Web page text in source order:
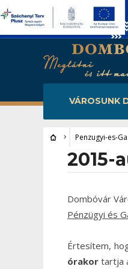
Városunk
VÁROSUNK
Penzugyi-es-
2015-
Dombóvár
Pénzügyi és
Értesítem,
órakor tartja